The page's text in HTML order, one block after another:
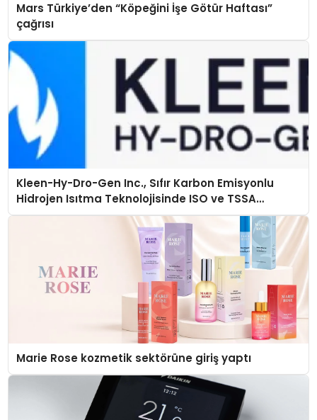
Mars Türkiye’den “Köpeğini İşe Götür Haftası”
çağrısı
Kleen-Hy-Dro-Gen Inc., Sıfır Karbon Emisyonlu
Hidrojen Isıtma Teknolojisinde ISO ve TSSA
Düzenleyici Onaylarını Aldı
Marie Rose kozmetik sektörüne giriş yaptı